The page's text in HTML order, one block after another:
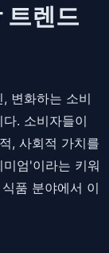
트렌드
변화하는 소비
. 소비자들이
, 사회적 가치를
엄'이라는 키워
품 분야에서 이